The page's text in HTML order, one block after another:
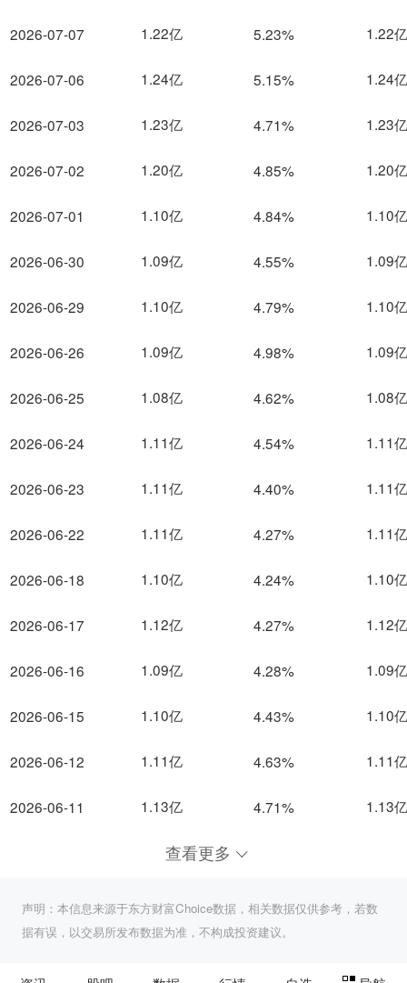
2026-07-07
2026-07-06
2026-07-03
2026-07-02
2026-07-01
2026-06-30
2026-06-29
2026-06-26
2026-06-25
2026-06-24
2026-06-23
2026-06-22
2026-06-18
2026-06-17
2026-06-16
2026-06-15
2026-06-12
2026-06-11
1.22亿 5.23% 1.22亿
1.24亿 5.15% 1.24亿
1.23亿 4.71% 1.23亿
1.20亿 4.85% 1.20亿
1.10亿 4.84% 1.10亿
1.09亿 4.55% 1.09亿
1.10亿 4.79% 1.10亿
1.09亿 4.98% 1.09亿
1.08亿 4.62% 1.08亿
1.11亿 4.54% 1.11亿
1.11亿 4.40% 1.11亿
1.11亿 4.27% 1.11亿
1.10亿 4.24% 1.10亿
1.12亿 4.27% 1.12亿
1.09亿 4.28% 1.09亿
1.10亿 4.43% 1.10亿
1.11亿 4.63% 1.11亿
1.13亿 4.71% 1.13亿
查看更多
声明：本信息来源于东方财富Choice数据，相关数据仅供参考，若数
据有误，以交易所发布数据为准，不构成投资建议。